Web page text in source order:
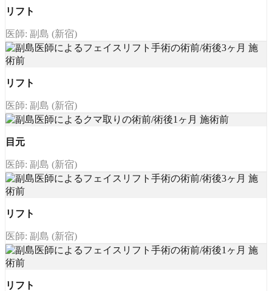
リフト
医師: 副島 (新宿)
リフト
医師: 副島 (新宿)
目元
医師: 副島 (新宿)
リフト
医師: 副島 (新宿)
リフト